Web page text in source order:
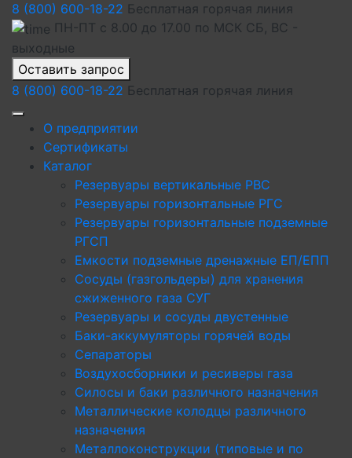
8 (800) 600-18-22 Бесплатная горячая линия
ПН-ПТ с 8.00 до 17.00 по МСК СБ, ВС -
выходные
Оставить запрос
8 (800) 600-18-22 Бесплатная горячая линия
О предприятии
Сертификаты
Каталог
Резервуары вертикальные РВС
Резервуары горизонтальные РГС
Резервуары горизонтальные подземные
РГСП
Емкости подземные дренажные ЕП/ЕПП
Сосуды (газгольдеры) для хранения
сжиженного газа СУГ
Резервуары и сосуды двустенные
Баки-аккумуляторы горячей воды
Сепараторы
Воздухосборники и ресиверы газа
Силосы и баки различного назначения
Металлические колодцы различного
назначения
Металлоконструкции (типовые и по